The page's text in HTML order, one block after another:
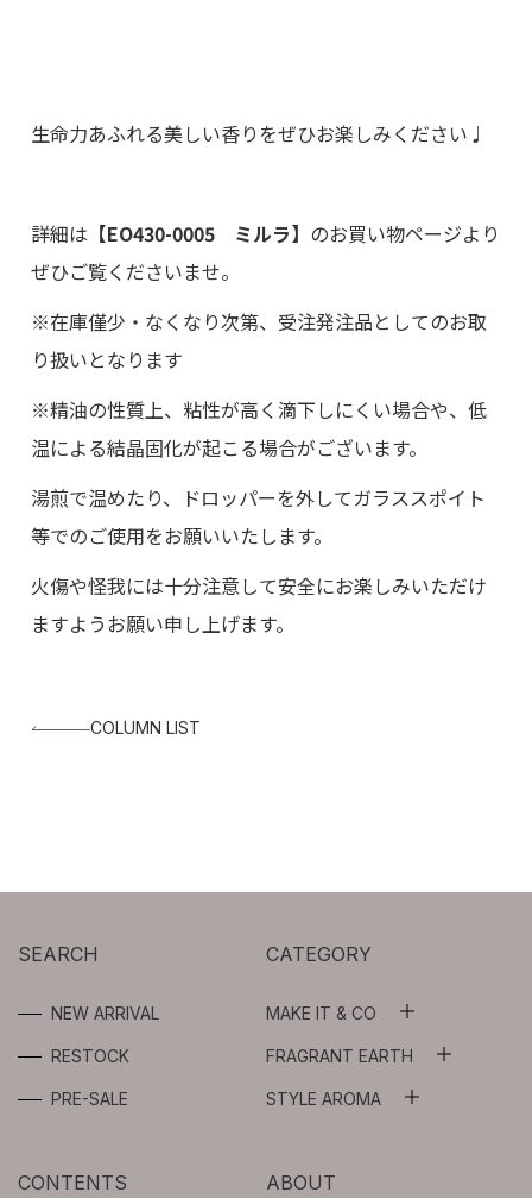
生命力あふれる美しい香りをぜひお楽しみください♩
詳細は 【EO430-0005 ミルラ】 のお買い物ページより
ぜひご覧くださいませ。
※在庫僅少・なくなり次第、受注発注品としてのお取
り扱いとなります
※精油の性質上、粘性が高く滴下しにくい場合や、低
温による結晶固化が起こる場合がございます。
湯煎で温めたり、ドロッパーを外してガラススポイト
等でのご使用をお願いいたします。
火傷や怪我には十分注意して安全にお楽しみいただけ
ますようお願い申し上げます。
COLUMN LIST
SEARCH
NEW ARRIVAL
RESTOCK
PRE-SALE
CATEGORY
MAKE IT & CO
WASH OIL
FRAGRANT EARTH
STYLE AROMA
AROMA SPRAY
CONTENTS ABOUT